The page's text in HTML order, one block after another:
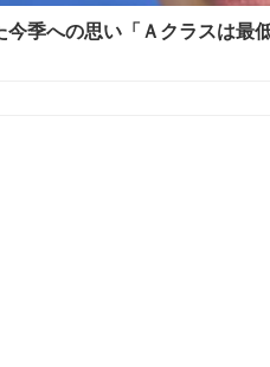
今季への思い「Ａクラスは最